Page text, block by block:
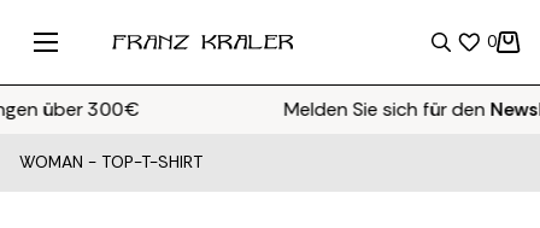
0
300€ Melden Sie sich für den
WOMAN - TOP-T-SHIRT